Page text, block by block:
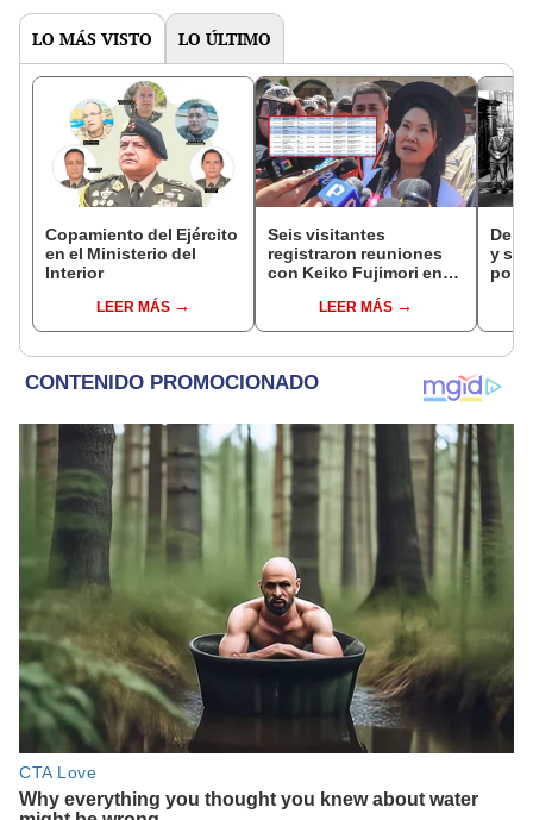
LO MÁS VISTO LO ÚLTIMO
Copamiento del Ejército
en el Ministerio del
Interior
LEER MÁS
Seis visitantes
registraron reuniones
con Keiko Fujimori en
presidenta se
encontraba en Junín
LEER MÁS
De
y
por